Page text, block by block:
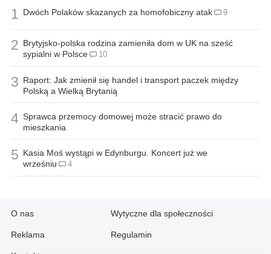
1 Dwóch Polaków skazanych za homofobiczny atak 9
2 Brytyjsko-polska rodzina zamieniła dom w UK na sześć
sypialni w Polsce
10
3 Raport: Jak zmienił się handel i transport paczek między
Polską a Wielką Brytanią
4 Sprawca przemocy domowej może stracić prawo do
mieszkania
5 Kasia Moś wystąpi w Edynburgu. Koncert już we
wrześniu
4
O nas
Reklama
Wytyczne dla społeczności
Regulamin